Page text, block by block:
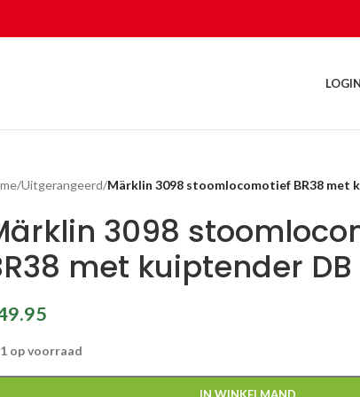
/Uitgerangeerd/Märklin 3098 stoomlocomotief BR38 met
3098
met kuiptender DB
1 op voorraad